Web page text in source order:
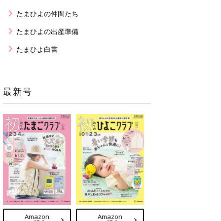
たまひよの仲間たち
たまひよの出産準備
たまひよ白書
最新号
Amazon Amazon